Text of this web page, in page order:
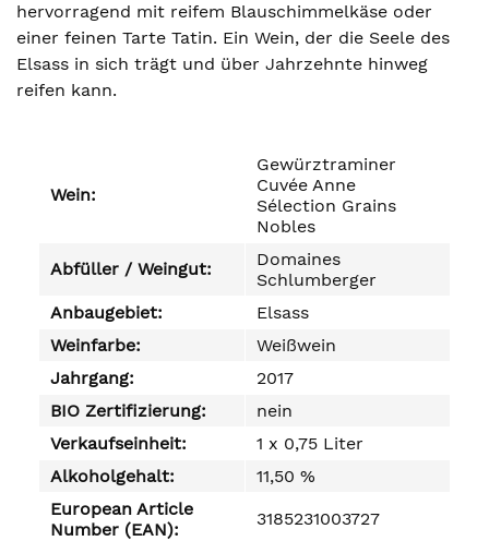
hervorragend mit reifem Blauschimmelkäse oder
einer feinen Tarte Tatin. Ein Wein, der die Seele des
Elsass in sich trägt und über Jahrzehnte hinweg
reifen kann.
Wein:
Gewürztraminer
Cuvée Anne
Sélection Grains
Nobles
Abfüller / Weingut:
Domaines
Schlumberger
Anbaugebiet:
Elsass
Weinfarbe:
Weißwein
Jahrgang:
2017
BIO Zertifizierung:
nein
Verkaufseinheit:
1 x 0,75 Liter
Alkoholgehalt:
11,50 %
European Article
Number (EAN):
3185231003727